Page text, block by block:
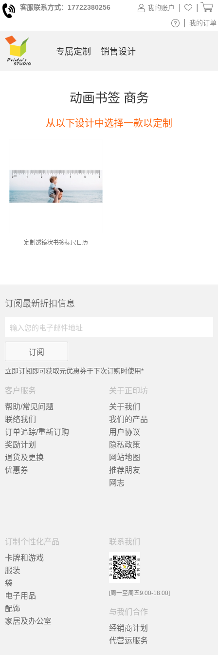
动画书签 商务
从以下设计中选择一款以定制
定制透镜状书签标尺日历
订阅最新折扣信息
立即订阅即可获取元优惠券于下次订购时使用*
客户服务
帮助/常见问题
联络我们
订单追踪/重新订购
奖励计划
退货及更换
优惠券
关于正印坊
关于我们
我们的产品
用户协议
隐私政策
网站地图
推荐朋友
网志
订制个性化产品
卡牌和游戏
服装
袋
电子用品
配饰
家居及办公室
联系我们
[周一至周五9:00-18:00]
与我们合作
经销商计划
代营运服务
客服联系方式：17722380256 我的账户
我的订单
专属定制 销售设计